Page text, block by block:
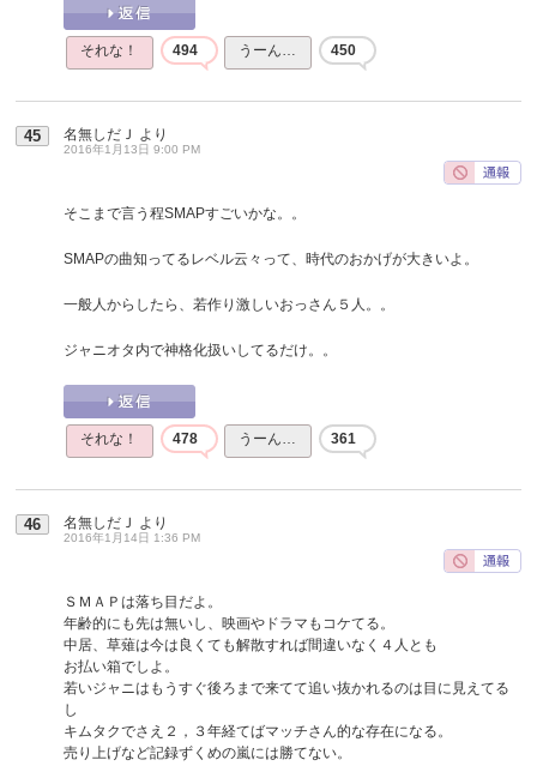
それな！ 494 うーん… 450
45 名無しだＪ より
2016年1月13日 9:00 PM
そこまで言う程SMAPすごいかな。。
SMAPの曲知ってるレベル云々って、時代のおかげが大きいよ。
一般人からしたら、若作り激しいおっさん５人。。
ジャニオタ内で神格化扱いしてるだけ。。
それな！ 478 うーん… 361
46 名無しだＪ より
2016年1月14日 1:36 PM
ＳＭＡＰは落ち目だよ。
年齢的にも先は無いし、映画やドラマもコケてる。
中居、草薙は今は良くても解散すれば間違いなく４人とも
お払い箱でしよ。
若いジャニはもうすぐ後ろまで来てて追い抜かれるのは目に見えてる
し
キムタクでさえ２，３年経てばマッチさん的な存在になる。
売り上げなど記録ずくめの嵐には勝てない。